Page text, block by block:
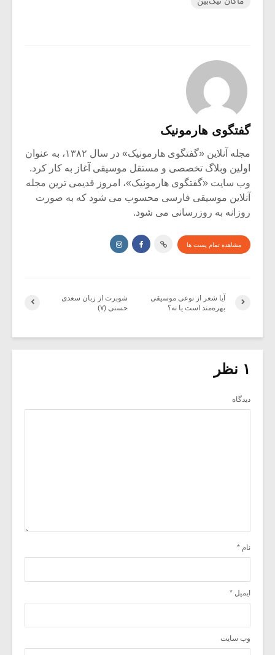
گفتگوی هارمونیک
مجله آنلاین «گفتگوی هارمونیک» در سال ۱۳۸۲، به عنوان
اولین وبلاگ تخصصی و مستقل موسیقی آغاز به کار کرد.
وب سایت «گفتگوی هارمونیک»، امروز قدیمی ترین مجله
آنلاین موسیقی فارسی محسوب می شود که به صورت
روزانه به روزرسانی می شود.
مشاهده تمام پست ها
شوبرت از زبان سعدی
حسنی (۷)
آیا شعر از نوعی موسیقی
بهره‌مند است یا نه؟
۱ نظر
دیدگاه
نام *
ایمیل *
وب‌ سایت